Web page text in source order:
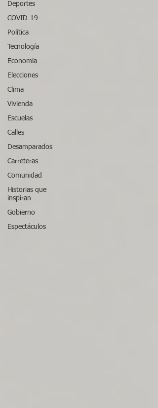
Deportes
COVID-19
Política
Tecnología
Economía
Elecciones
Clima
Vivienda
Escuelas
Calles
Desamparados
Carreteras
Comunidad
Historias que
inspiran
Gobierno
Espectáculos